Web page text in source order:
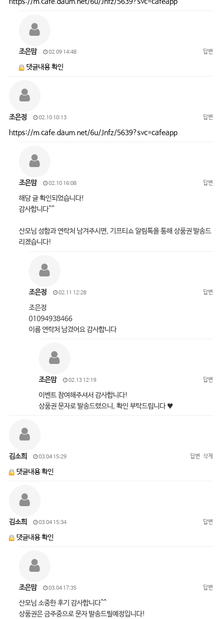
https://m.cafe.daum.net/6u/Jnfz/5639?svc=cafeapp
조은맘 02.09 14:48 답변
댓글내용 확인
조은정 02.10 10:13 답변
https://m.cafe.daum.net/6u/Jnfz/5639?svc=cafeapp
조은맘 02.10 16:08 답변
해당 글 확인되었습니다!
감사합니다^^
산모님 성함과 연락처 남겨주시면, 기프티쇼 알림톡을 통해 상품권 발송드
리겠습니다!
조은정 02.11 12:28 답변
조은정
01094938466
이름 연락처 남겼어요 감사합니다
조은맘 02.13 12:19 답변
이벤트 참여해주셔서 감사합니다!
상품권 문자로 발송드렸으니, 확인 부탁드립니다 ♥
김소희 03.04 15:29 답변 삭제
댓글내용 확인
김소희 03.04 15:34 답변
댓글내용 확인
조은맘 03.04 17:35 답변
산모님 소중한 후기 감사합니다^^
상품권은 금주중으로 문자 발송드릴예정입니다!